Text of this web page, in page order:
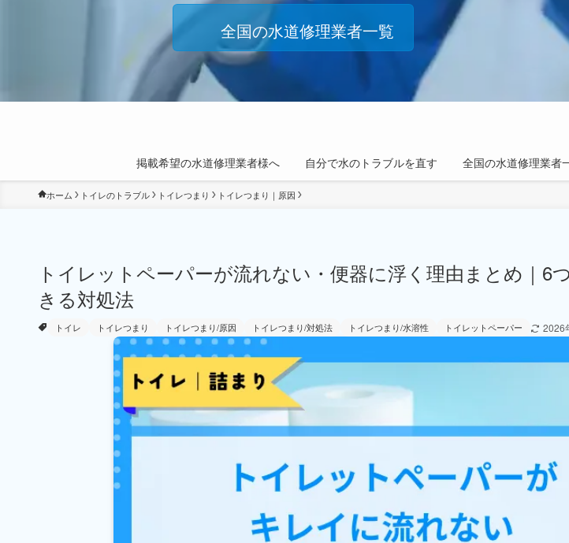
掲載希望の水道修理業者様へ 自分で水のトラブルを直す 全国の水道修理業者
全国の水道修理業者一覧
ホーム トイレのトラブル トイレつまり トイレつまり｜原因
トイレットペーパーが流れない・便器に浮く理由まとめ｜6
きる対処法
トイレ トイレつまり トイレつまり/原因 トイレつまり/対処法 トイレつまり/水溶性 トイレットペーパー 2026